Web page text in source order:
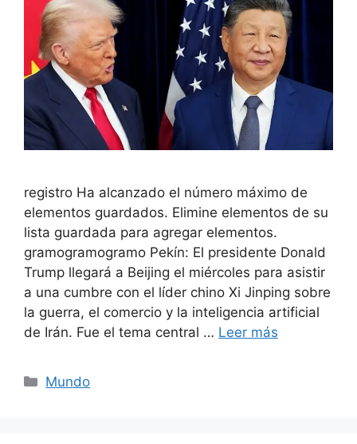
registro Ha alcanzado el número máximo de
elementos guardados. Elimine elementos de su
lista guardada para agregar elementos.
gramogramogramo Pekín: El presidente Donald
Trump llegará a Beijing el miércoles para asistir
a una cumbre con el líder chino Xi Jinping sobre
la guerra, el comercio y la inteligencia artificial
de Irán. Fue el tema central … Leer más
Categorías
Mundo